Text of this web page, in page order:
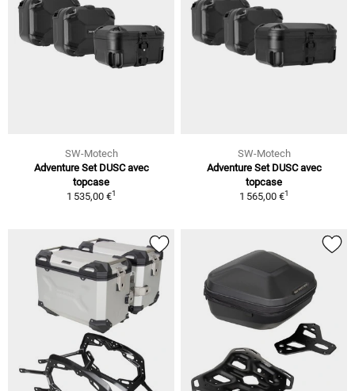
SW-Motech
Adventure Set DUSC avec
topcase
1 535,00 €1
SW-Motech
Adventure Set DUSC avec
topcase
1 565,00 €1